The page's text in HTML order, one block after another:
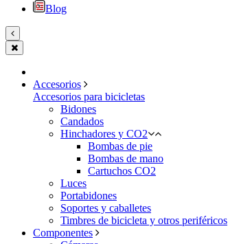
Blog
Accesorios
Accesorios para bicicletas
Bidones
Candados
Hinchadores y CO2
Bombas de pie
Bombas de mano
Cartuchos CO2
Luces
Portabidones
Soportes y caballetes
Timbres de bicicleta y otros periféricos
Componentes